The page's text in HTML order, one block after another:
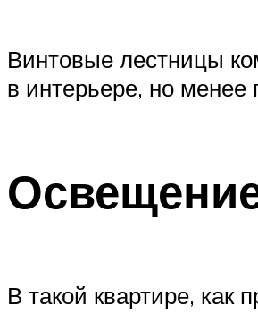
Винтовые лестницы
в интерьере, но
В такой квартире, как